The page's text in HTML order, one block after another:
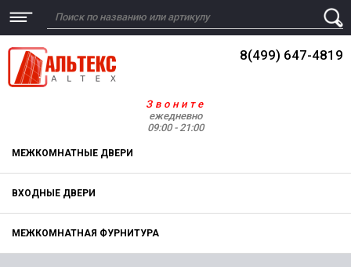
8(499) 647-4819
Звоните
ежедневно
09:00 - 21:00
МЕЖКОМНАТНЫЕ ДВЕРИ
ВХОДНЫЕ ДВЕРИ
МЕЖКОМНАТНАЯ ФУРНИТУРА